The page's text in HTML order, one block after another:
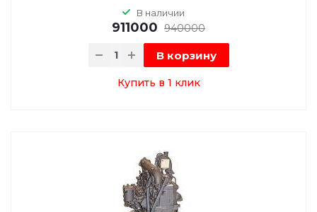
В наличии
911000 940000
В корзину
Купить в 1 клик